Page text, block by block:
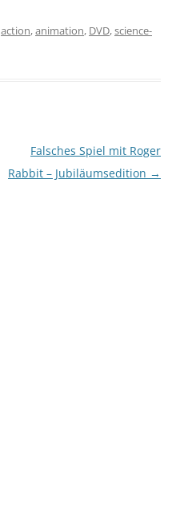
action,animation, DVD,science-
Falsches Spiel mit Roger
Rabbit – Jubiläumsedition →